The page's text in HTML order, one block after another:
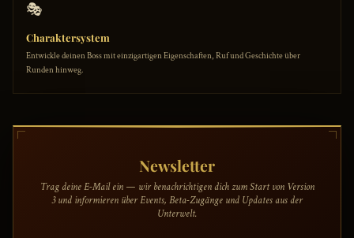
🎭
Charaktersystem
Entwickle deinen Boss mit einzigartigen Eigenschaften, Ruf und Geschichte über
Runden hinweg.
Newsletter
Trag deine E-Mail ein — wir benachrichtigen dich zum Start von Version
3 und informieren über Events, Beta-Zugänge und Updates aus der
Unterwelt.